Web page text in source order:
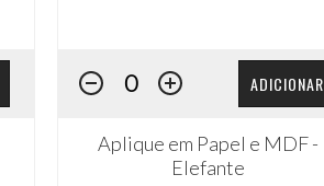
ADICIONAR
Aplique em Papel e MDF -
Elefante